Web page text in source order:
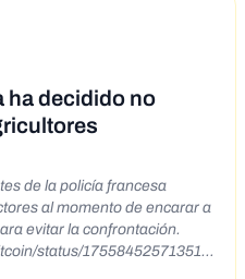
ha decidido no
de la policía francesa
al momento de encarar a
evitar la confrontación.
status/175584525713510